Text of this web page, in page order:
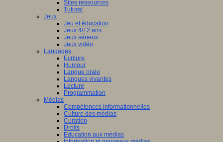
Sites ressources
Tutorat
Jeux
Jeu et éducation
Jeux 4/12 ans
Jeux sérieux
Jeux vidéo
Langages
Ecriture
Humour
Langue orale
Langues vivantes
Lecture
Programmation
Médias
Compétences informationnelles
Culture des médias
Curation
Droits
Education aux médias